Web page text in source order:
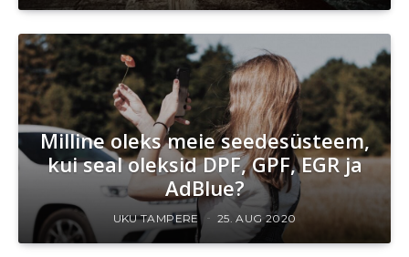
Milline oleks meie seedesüsteem,
kui seal oleksid DPF, GPF, EGR ja
AdBlue?
UKU TAMPERE 25. AUG 2020